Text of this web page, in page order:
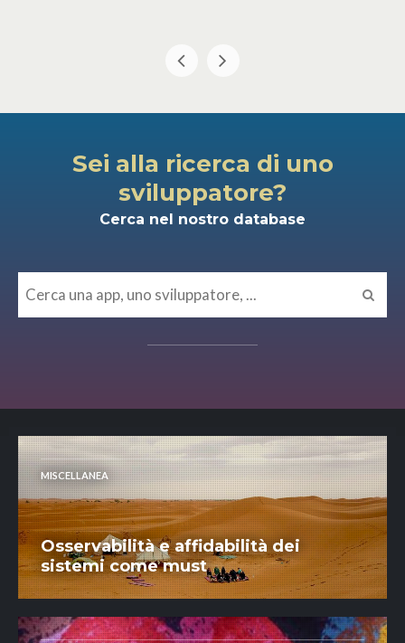
Sei alla ricerca di uno
sviluppatore?
Cerca nel nostro database
MISCELLANEA
Osservabilità e affidabilità dei
sistemi come must